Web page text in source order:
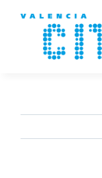
contenido